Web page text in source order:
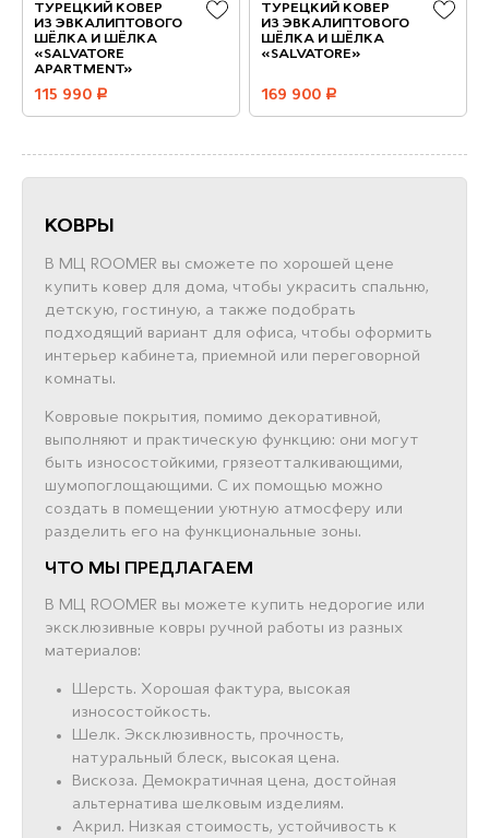
ТУРЕЦКИЙ КОВЕР
ИЗ ЭВКАЛИПТОВОГО
ШЁЛКА И ШЁЛКА
«SALVATORE
APARTMENT»
115 990 руб.
ТУРЕЦКИЙ КОВЕР
ИЗ ЭВКАЛИПТОВОГО
ШЁЛКА И ШЁЛКА
«SALVATORE»
169 900 руб.
КОВРЫ
В МЦ ROOMER вы сможете по хорошей цене
купить ковер для дома, чтобы украсить спальню,
детскую, гостиную, а также подобрать
подходящий вариант для офиса, чтобы оформить
интерьер кабинета, приемной или переговорной
комнаты.
Ковровые покрытия, помимо декоративной,
выполняют и практическую функцию: они могут
быть износостойкими, грязеотталкивающими,
шумопоглощающими. С их помощью можно
создать в помещении уютную атмосферу или
разделить его на функциональные зоны.
ЧТО МЫ ПРЕДЛАГАЕМ
В МЦ ROOMER вы можете купить недорогие или
эксклюзивные ковры ручной работы из разных
материалов:
Шерсть. Хорошая фактура, высокая
износостойкость.
Шелк. Эксклюзивность, прочность,
натуральный блеск, высокая цена.
Вискоза. Демократичная цена, достойная
альтернатива шелковым изделиям.
Акрил. Низкая стоимость, устойчивость к